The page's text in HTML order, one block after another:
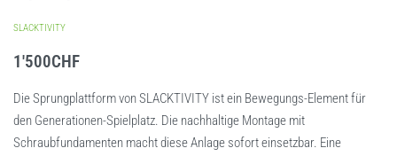
SLACKTIVITY
1'500CHF
Die Sprungplattform von SLACKTIVITY ist ein Bewegungs-Element für
den Generationen-Spielplatz. Die nachhaltige Montage mit
Schraubfundamenten macht diese Anlage sofort einsetzbar. Eine